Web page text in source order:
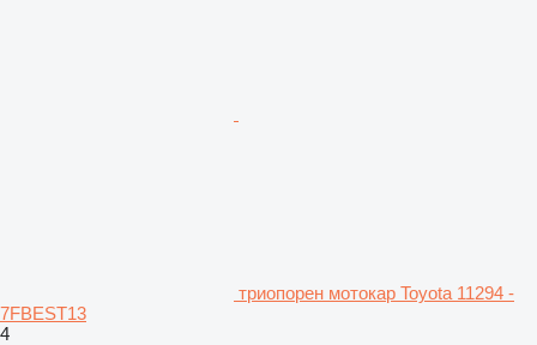
триопорен мотокар Toyota 11294 -
7FBEST13
4